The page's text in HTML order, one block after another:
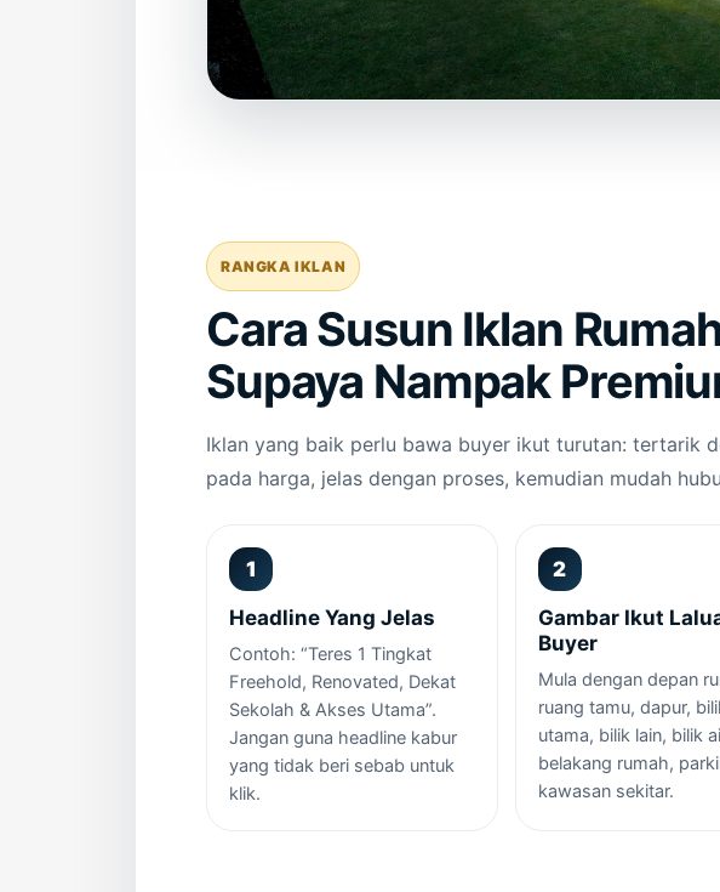
RANGKA IKLAN
Cara Susun Iklan
Supaya Nampak
Iklan yang baik perlu bawa buyer ikut turutan: tertarik
pada harga, jelas dengan proses, kemudian mudah
Headline Yang Jelas
Contoh: “Teres 1 Tingkat
Freehold, Renovated, Dekat
Sekolah & Akses Utama”.
Jangan guna headline kabur
yang tidak beri sebab untuk
klik.
Gambar Ikut
Buyer
Mula dengan depan
ruang tamu, dapur,
utama, bilik lain, bilik
belakang rumah,
kawasan sekitar.